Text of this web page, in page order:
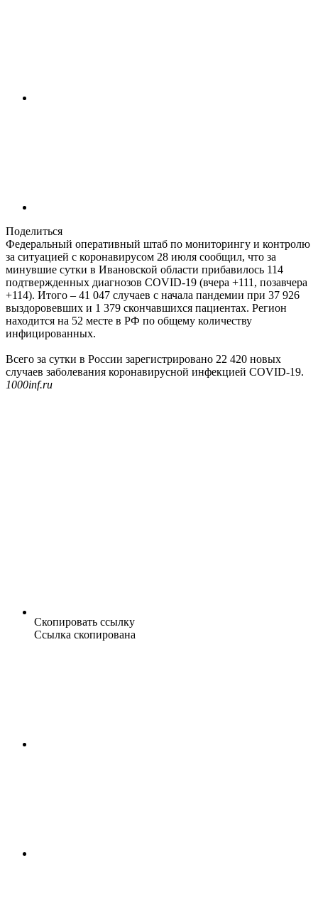
Поделиться
Федеральный оперативный штаб по мониторингу и контролю
за ситуацией с коронавирусом 28 июля сообщил, что за
минувшие сутки в Ивановской области прибавилось 114
подтвержденных диагнозов COVID-19 (вчера +111, позавчера
+114). Итого – 41 047 случаев с начала пандемии при 37 926
выздоровевших и 1 379 скончавшихся пациентах. Регион
находится на 52 месте в РФ по общему количеству
инфицированных.
Всего за сутки в России зарегистрировано 22 420 новых
случаев заболевания коронавирусной инфекцией COVID-19.
1000inf.ru
Скопировать ссылку
Ссылка скопирована